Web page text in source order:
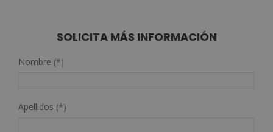
SOLICITA MÁS INFORMACIÓN
Nombre (*)
Apellidos (*)